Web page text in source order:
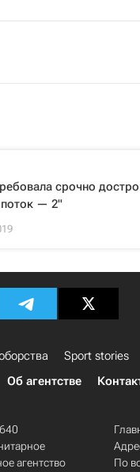
срочно
— 2"
Sport stories
Об агентстве
агентство
По